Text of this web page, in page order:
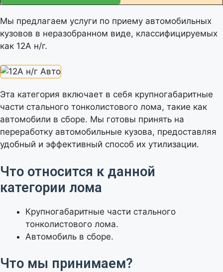
Мы предлагаем услуги по приему автомобильных
кузовов в неразобранном виде, классифицируемых
как 12А н/г.
Эта категория включает в себя крупногабаритные
части стального тонколистового лома, такие как
автомобили в сборе. Мы готовы принять на
переработку автомобильные кузова, предоставляя
удобный и эффективный способ их утилизации.
Что относится к данной
категории лома
Крупногабаритные части стального
тонколистового лома.
Автомобиль в сборе.
Что мы принимаем?